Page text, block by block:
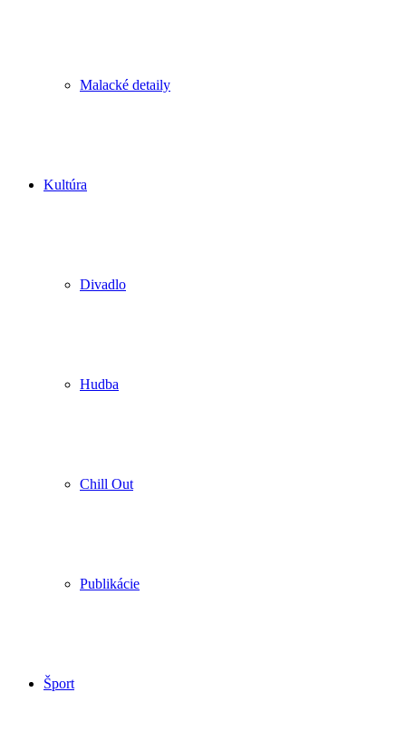
Malacké detaily
Kultúra
Divadlo
Hudba
Chill Out
Publikácie
Šport